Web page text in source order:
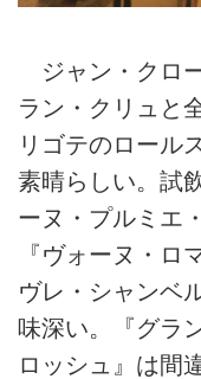
ジャン・クロ
ラン・クリュと
リゴテのロール
素晴らしい。試
ーヌ・プルミエ
『ヴォーヌ・ロ
ヴレ・シャンベ
味深い。『グラ
ロッシュ』は間